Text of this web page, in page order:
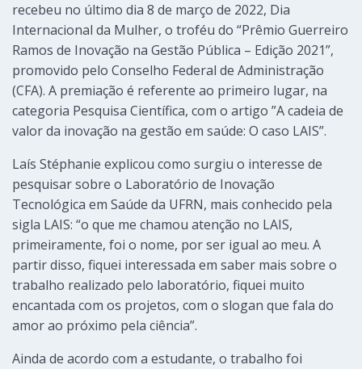
recebeu no último dia 8 de março de 2022, Dia
Internacional da Mulher, o troféu do “Prêmio Guerreiro
Ramos de Inovação na Gestão Pública – Edição 2021”,
promovido pelo Conselho Federal de Administração
(CFA). A premiação é referente ao primeiro lugar, na
categoria Pesquisa Científica, com o artigo ”A cadeia de
valor da inovação na gestão em saúde: O caso LAIS”.
Laís Stéphanie explicou como surgiu o interesse de
pesquisar sobre o Laboratório de Inovação
Tecnológica em Saúde da UFRN, mais conhecido pela
sigla LAIS: “o que me chamou atenção no LAIS,
primeiramente, foi o nome, por ser igual ao meu. A
partir disso, fiquei interessada em saber mais sobre o
trabalho realizado pelo laboratório, fiquei muito
encantada com os projetos, com o slogan que fala do
amor ao próximo pela ciência”.
Ainda de acordo com a estudante, o trabalho foi